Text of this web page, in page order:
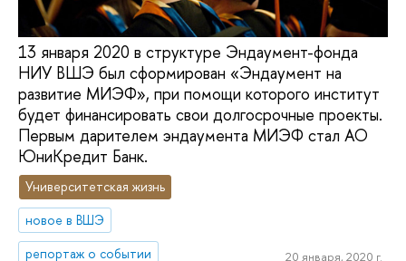
13 января 2020 в структуре Эндаумент-фонда
НИУ ВШЭ был сформирован «Эндаумент на
развитие МИЭФ», при помощи которого институт
будет финансировать свои долгосрочные проекты.
Первым дарителем эндаумента МИЭФ стал AO
ЮниКредит Банк.
Университетская жизнь
новое в ВШЭ
репортаж о событии
20 января, 2020 г.